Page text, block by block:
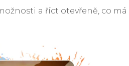
a říct otevřeně, co má